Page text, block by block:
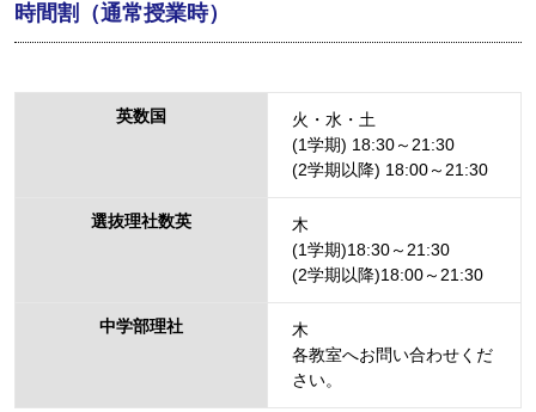
時間割（通常授業時）
英数国
火・水・土
(1学期) 18:30～21:30
(2学期以降) 18:00～21:30
選抜理社数英
木
(1学期)18:30～21:30
(2学期以降)18:00～21:30
中学部理社
木
各教室へお問い合わせくだ
さい。